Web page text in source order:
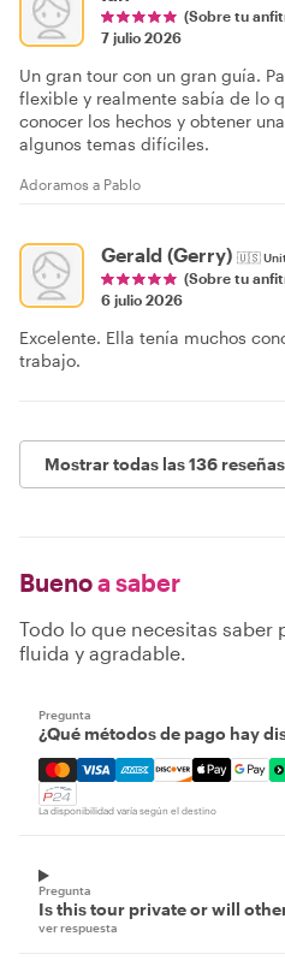
(Sobre tu
7 julio 2026
Un gran tour con un gran guía.
flexible y realmente sabía de lo
conocer los hechos y obtener
algunos temas difíciles.
Adoramos a Pablo
Gerald (Gerry) 🇺🇸
(Sobre tu
6 julio 2026
Excelente. Ella tenía muchos
trabajo.
Mostrar todas las 136 reseñas
Buenoa saber
Todo lo que necesitas saber
fluida y agradable.
Pregunta
¿Qué métodos de pago hay
Mastercard, Visa, Amex,
La disponibilidad varía según el destino
Pregunta
Is this tour private or will
ver respuesta